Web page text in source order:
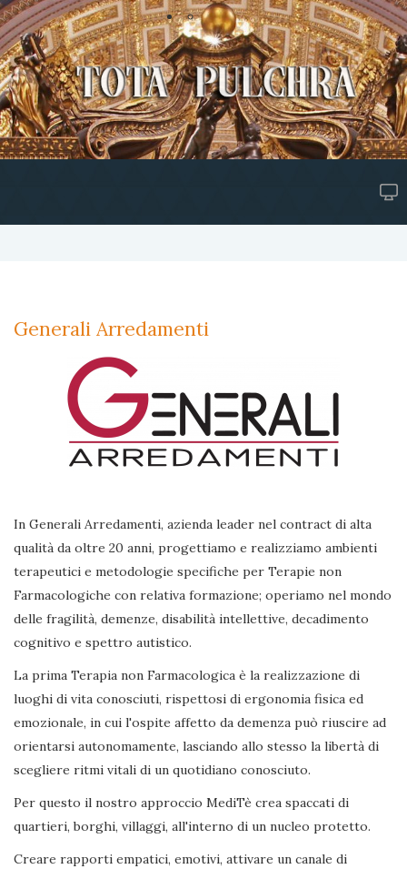
Generali Arredamenti
In Generali Arredamenti, azienda leader nel contract di alta
qualità da oltre 20 anni, progettiamo e realizziamo ambienti
terapeutici e metodologie specifiche per Terapie non
Farmacologiche con relativa formazione; operiamo nel mondo
delle fragilità, demenze, disabilità intellettive, decadimento
cognitivo e spettro autistico.
La prima Terapia non Farmacologica è la realizzazione di
luoghi di vita conosciuti, rispettosi di ergonomia fisica ed
emozionale, in cui l'ospite affetto da demenza può riuscire ad
orientarsi autonomamente, lasciando allo stesso la libertà di
scegliere ritmi vitali di un quotidiano conosciuto.
Per questo il nostro approccio MediTè crea spaccati di
quartieri, borghi, villaggi, all'interno di un nucleo protetto.
Creare rapporti empatici, emotivi, attivare un canale di